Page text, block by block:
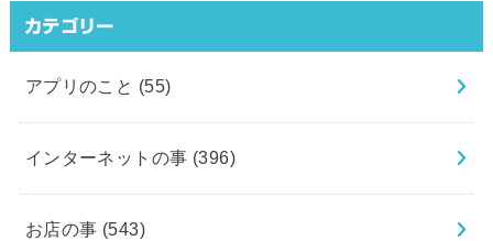
カテゴリー
アプリのこと (55)
インターネットの事 (396)
お店の事 (543)